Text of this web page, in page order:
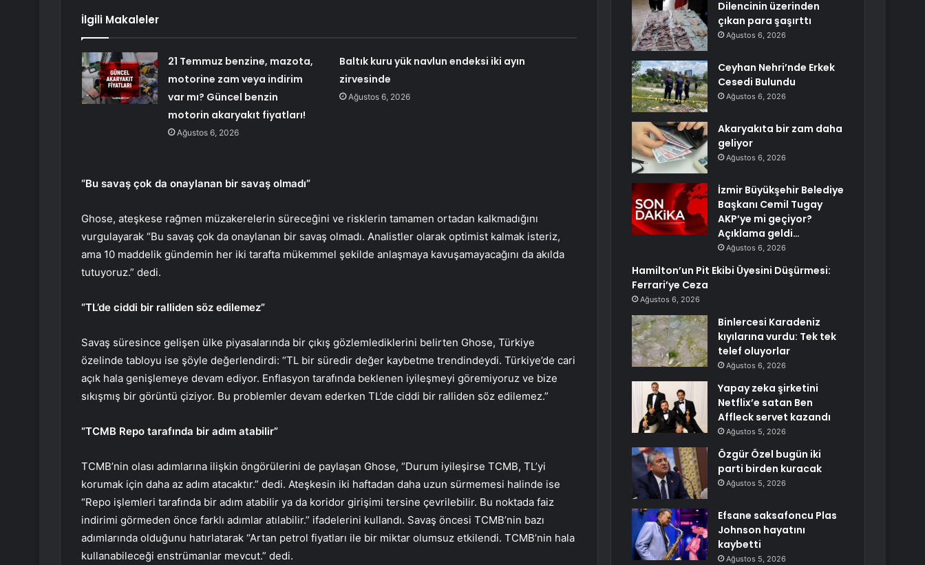
İlgili Makaleler
21 Temmuz benzine, mazota,
motorine zam veya indirim
var mı? Güncel benzin
motorin akaryakıt fiyatları!
Ağustos 6, 2026
Baltık kuru yük navlun endeksi iki ayın
zirvesinde
Ağustos 6, 2026
“Bu savaş çok da onaylanan bir savaş olmadı”
Ghose, ateşkese rağmen müzakerelerin süreceğini ve risklerin tamamen ortadan kalkmadığını
vurgulayarak “Bu savaş çok da onaylanan bir savaş olmadı. Analistler olarak optimist kalmak isteriz,
ama 10 maddelik gündemin her iki tarafta mükemmel şekilde anlaşmaya kavuşamayacağını da akılda
tutuyoruz.” dedi.
“TL’de ciddi bir ralliden söz edilemez”
Savaş süresince gelişen ülke piyasalarında bir çıkış gözlemlediklerini belirten Ghose, Türkiye
özelinde tabloyu ise şöyle değerlendirdi: “TL bir süredir değer kaybetme trendindeydi. Türkiye’de cari
açık hala genişlemeye devam ediyor. Enflasyon tarafında beklenen iyileşmeyi göremiyoruz ve bize
sıkışmış bir görüntü çiziyor. Bu problemler devam ederken TL’de ciddi bir ralliden söz edilemez.”
“TCMB Repo tarafında bir adım atabilir”
TCMB’nin olası adımlarına ilişkin öngörülerini de paylaşan Ghose, “Durum iyileşirse TCMB, TL’yi
korumak için daha az adım atacaktır.” dedi. Ateşkesin iki haftadan daha uzun sürmemesi halinde ise
“Repo işlemleri tarafında bir adım atabilir ya da koridor girişimi tersine çevrilebilir. Bu noktada faiz
indirimi görmeden önce farklı adımlar atılabilir.” ifadelerini kullandı. Savaş öncesi TCMB’nin bazı
adımlarında olduğunu hatırlatarak “Artan petrol fiyatları ile bir miktar olumsuz etkilendi. TCMB’nin hala
kullanabileceği enstrümanlar mevcut.” dedi.
Dilencinin üzerinden
çıkan para şaşırttı
Ağustos 6, 2026
Ceyhan Nehri’nde Erkek
Cesedi Bulundu
Ağustos 6, 2026
Akaryakıta bir zam daha
geliyor
Ağustos 6, 2026
İzmir Büyükşehir Belediye
Başkanı Cemil Tugay
AKP’ye mi geçiyor?
Açıklama geldi…
Ağustos 6, 2026
Hamilton’un Pit Ekibi Üyesini Düşürmesi:
Ferrari’ye Ceza
Ağustos 6, 2026
Binlercesi Karadeniz
kıyılarına vurdu: Tek tek
telef oluyorlar
Ağustos 6, 2026
Yapay zeka şirketini
Netflix’e satan Ben
Affleck servet kazandı
Ağustos 5, 2026
Özgür Özel bugün iki
parti birden kuracak
Ağustos 5, 2026
Efsane saksafoncu Plas
Johnson hayatını
kaybetti
Ağustos 5, 2026